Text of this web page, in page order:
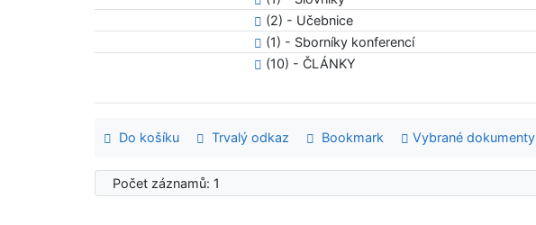
(2) - Učebnice
(1) - Sborníky konferencí
(10) - ČLÁNKY
Do košíku Trvalý odkaz Bookmark Vybrané dokumenty
Počet záznamů: 1